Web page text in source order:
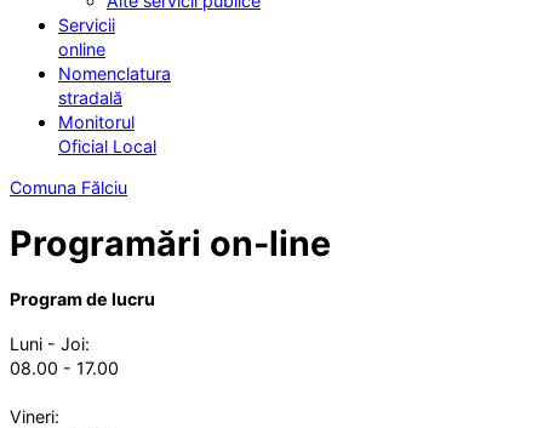
Servicii
online
Nomenclatura
stradală
Monitorul
Oficial Local
Comuna Fălciu
Programări on-line
Program de lucru
Luni - Joi:
08.00 - 17.00
Vineri: